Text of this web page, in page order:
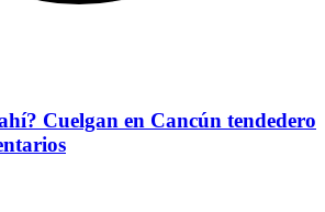
Cuelgan en Cancún tendedero